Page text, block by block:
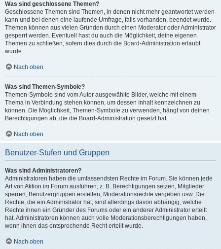
Was sind geschlossene Themen?
Geschlossene Themen sind Themen, in denen nicht mehr geantwortet werden
kann und bei denen eine laufende Umfrage, falls vorhanden, beendet wurde.
Themen können aus vielen Gründen durch einen Moderator oder Administrator
gesperrt werden. Eventuell hast du auch die Möglichkeit, deine eigenen
Themen zu schließen, sofern dies durch die Board-Administration erlaubt
wurde.
Nach oben
Was sind Themen-Symbole?
Themen-Symbole sind vom Autor ausgewählte Bilder, welche mit einem
Thema in Verbindung stehen können, um dessen Inhalt kennzeichnen zu
können. Die Möglichkeit, Themen-Symbole zu verwenden, hängt von deinen
Berechtigungen ab, die die Board-Administration gesetzt hat.
Nach oben
Benutzer-Stufen und Gruppen
Was sind Administratoren?
Administratoren haben die umfassendsten Rechte im Forum. Sie können jede
Art von Aktion im Forum ausführen; z. B. Berechtigungen setzen, Mitglieder
sperren, Benutzergruppen erstellen, Moderationsrechte vergeben usw. Die
Rechte, die ein Administrator hat, sind allerdings davon abhängig, welche
Rechte ihnen ein Gründer des Forums oder ein anderer Administrator erteilt
hat. Administratoren können auch volle Moderationsberechtigungen haben,
wenn ihnen das entsprechende Recht erteilt wurde.
Nach oben